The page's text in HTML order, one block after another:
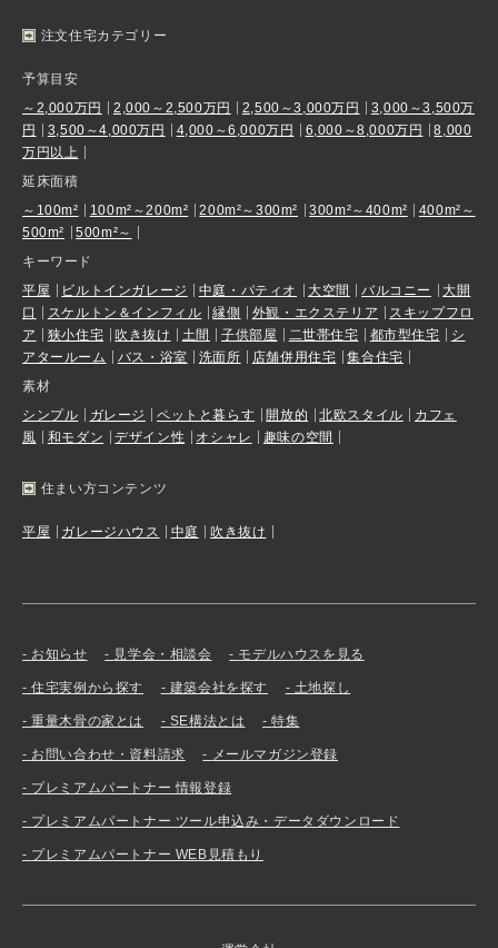
注文住宅カテゴリー
予算目安
～2,000万円
2,000～2,500万円 2,500～3,000万円
3,000～3,500万
円
3,500～4,000万円 4,000～6,000万円 6,000～8,000万円
8,000
万円以上
延床面積
～100m²
100m²～200m² 200m²～300m² 300m²～400m²
400m²～
500m²
500m²～
キーワード
平屋
ビルトインガレージ 中庭・パティオ 大空間 バルコニー
大開
口
スケルトン＆インフィル 縁側 外観・エクステリア
スキップフロ
ア
狭小住宅 吹き抜け 土間 子供部屋 二世帯住宅 都市型住宅
シ
アタールーム
バス・浴室 洗面所 店舗併用住宅
集合住宅
素材
シンプル
ガレージ ペットと暮らす 開放的 北欧スタイル
カフェ
風
和モダン デザイン性 オシャレ 趣味の空間
住まい方コンテンツ
平屋 ガレージハウス 中庭 吹き抜け
お知らせ 見学会・相談会 モデルハウスを見る
住宅実例から探す 建築会社を探す 土地探し
重量木骨の家とは SE構法とは 特集
お問い合わせ・資料請求 メールマガジン登録
プレミアムパートナー 情報登録
プレミアムパートナー ツール申込み・データダウンロード
プレミアムパートナー WEB見積もり